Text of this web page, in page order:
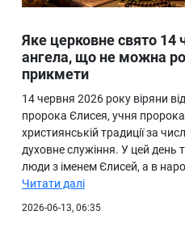
Ukraine
Про нас
Яке церковне свято 14
ангела, що не можна
прикмети
14 червня 2026 року віряни
пророка Єлисея, учня
християнській традиції за
духовне служіння. У цей день
люди з іменем Єлисей, а в
Читати далі
2026-06-13, 06:35